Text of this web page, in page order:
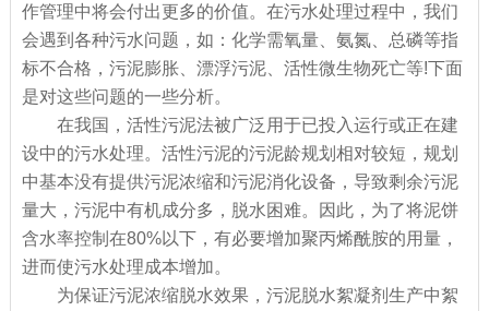
作管理中将会付出更多的价值。在污水处理过程中，我们
会遇到各种污水问题，如：化学需氧量、氨氮、总磷等指
标不合格，污泥膨胀、漂浮污泥、活性微生物死亡等!下面
是对这些问题的一些分析。
在我国，活性污泥法被广泛用于已投入运行或正在建
设中的污水处理。活性污泥的污泥龄规划相对较短，规划
中基本没有提供污泥浓缩和污泥消化设备，导致剩余污泥
量大，污泥中有机成分多，脱水困难。因此，为了将泥饼
含水率控制在80%以下，有必要增加聚丙烯酰胺的用量，
进而使污水处理成本增加。
为保证污泥浓缩脱水效果，污泥脱水絮凝剂生产中絮